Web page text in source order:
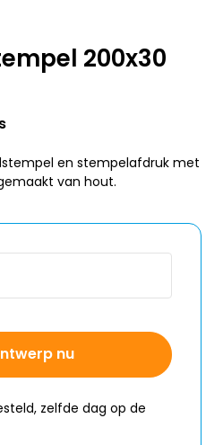
200x30
en stempelafdruk met
van hout.
nu
zelfde dag op de